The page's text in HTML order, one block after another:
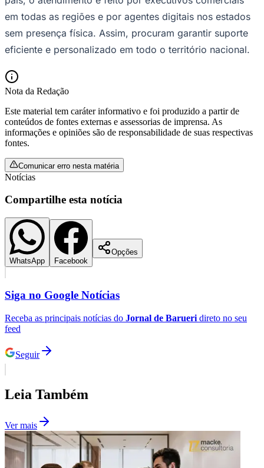
São Paulo
Santos
em todas as regiões e por agentes digitais nos estados
sem presença física. Assim, procuram garantir suporte
eficiente e personalizado em todo o território nacional.
Nota da Redação
Este material tem caráter informativo e foi produzido a partir de
conteúdos de fontes externas e assessorias de imprensa. As
informações e opiniões são de responsabilidade de suas respectivas
fontes.
Comunicar erro nesta matéria
Notícias
Compartilhe esta notícia
WhatsApp Facebook
Opções
Siga no Google Notícias
Receba as principais notícias do Jornal de Barueri direto no seu
feed
Seguir
Leia Também
Ver mais